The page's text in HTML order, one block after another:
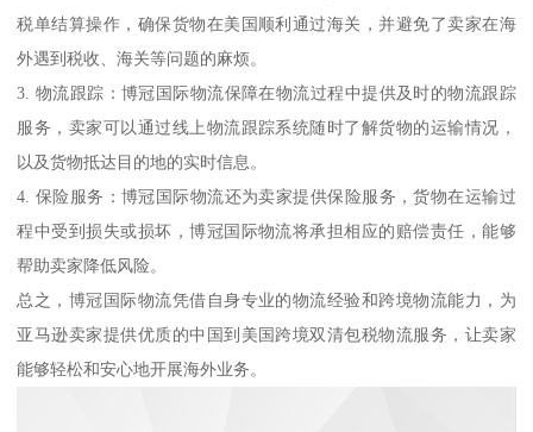
税单结算操作，确保货物在美国顺利通过海关，并避免了卖家在海
外遇到税收、海关等问题的麻烦。
3. 物流跟踪：博冠国际物流保障在物流过程中提供及时的物流跟踪
服务，卖家可以通过线上物流跟踪系统随时了解货物的运输情况，
以及货物抵达目的地的实时信息。
4. 保险服务：博冠国际物流还为卖家提供保险服务，货物在运输过
程中受到损失或损坏，博冠国际物流将承担相应的赔偿责任，能够
帮助卖家降低风险。
总之，博冠国际物流凭借自身专业的物流经验和跨境物流能力，为
亚马逊卖家提供优质的中国到美国跨境双清包税物流服务，让卖家
能够轻松和安心地开展海外业务。